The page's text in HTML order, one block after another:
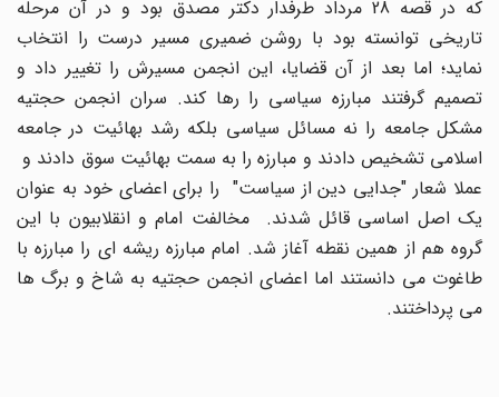
که در قصه 28 مرداد طرفدار دکتر مصدق بود و در آن مرحله
تاریخی توانسته بود با روشن ضمیری مسیر درست را انتخاب
نماید؛ اما بعد از آن قضایا، این انجمن مسیرش را تغییر داد و
تصمیم گرفتند مبارزه سیاسی را رها کند. سران انجمن حجتیه
مشکل جامعه را نه مسائل سیاسی بلکه رشد بهائیت در جامعه
اسلامی تشخیص دادند و مبارزه را به سمت بهائیت سوق دادند و
عملا شعار "جدایی دین از سیاست" را برای اعضای خود به عنوان
یک اصل اساسی قائل شدند. مخالفت امام و انقلابیون با این
گروه هم از همین نقطه آغاز شد. امام مبارزه ریشه ای را مبارزه با
طاغوت می دانستند اما اعضای انجمن حجتیه به شاخ و برگ ها
می پرداختند.